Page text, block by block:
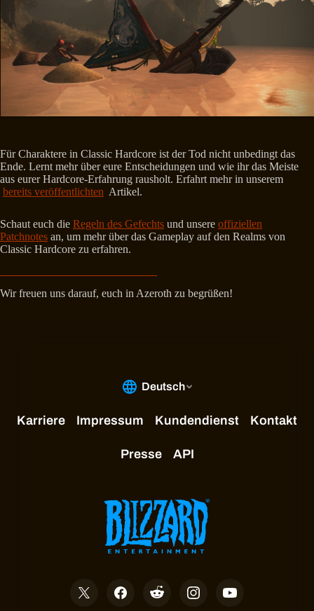
Für Charaktere in Classic Hardcore ist der Tod nicht unbedingt das
Ende. Lernt mehr über eure Entscheidungen und wie ihr das Meiste
aus eurer Hardcore-Erfahrung rausholt. Erfahrt mehr in unserem
bereits veröffentlichten Artikel.
Schaut euch die Regeln des Gefechts und unsere offiziellen
Patchnotes an, um mehr über das Gameplay auf den Realms von
Classic Hardcore zu erfahren.
Wir freuen uns darauf, euch in Azeroth zu begrüßen!